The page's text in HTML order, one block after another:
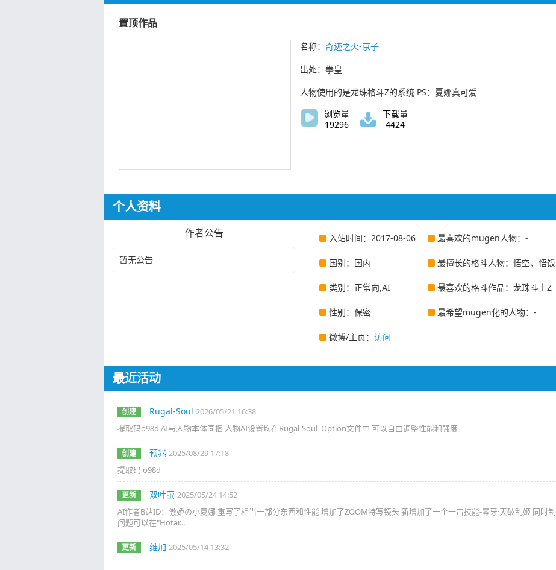
置顶作品
名称： 奇迹之火-京子
出处：拳皇
人物使用的是龙珠格斗Z的系统 PS：夏娜真可爱
浏览量
19296
下载量
4424
个人资料
作者公告
暂无公告
入站时间：2017-08-06
国别：国内
类别：正常向,AI
性别：保密
微博/主页：访问
最喜欢的mugen人物：-
最擅长的格斗人物：悟空、悟
最喜欢的格斗作品：龙珠斗士Z
最希望mugen化的人物：-
最近活动
创建 Rugal-Soul 2026/05/21 16:38
提取码o98d AI与人物本体同捆 人物AI设置均在Rugal-Soul_Option文件中 可以自由调整性能和强度
创建 预兆 2025/08/29 17:18
提取码 o98d
更新 双叶萤 2025/05/24 14:52
AI作者B站ID：傲娇の小夏娜 重写了相当一部分东西和性能 增加了ZOOM特写镜头 新增加了一个一击技能-零牙·天破乱姬 同时
问题可以在"Hotar...
更新 维加 2025/05/14 13:32